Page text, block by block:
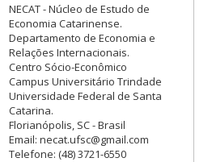
NECAT - Núcleo de Estudo de
Economia Catarinense.
Departamento de Economia e
Relações Internacionais.
Centro Sócio-Econômico
Campus Universitário Trindade
Universidade Federal de Santa
Catarina.
Florianópolis, SC - Brasil
Email: necat.ufsc@gmail.com
Telefone: (48) 3721-6550